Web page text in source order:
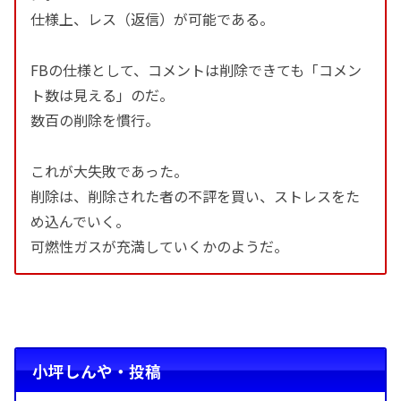
仕様上、レス（返信）が可能である。
FBの仕様として、コメントは削除できても「コメン
ト数は見える」のだ。
数百の削除を慣行。
これが大失敗であった。
削除は、削除された者の不評を買い、ストレスをた
め込んでいく。
可燃性ガスが充満していくかのようだ。
小坪しんや・投稿